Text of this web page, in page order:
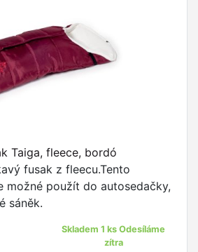
Taiga, fleece, bordó
fusak z fleecu.Tento
možné použít do autosedačky,
sáněk.
Skladem 1 ks Odesíláme
zítra